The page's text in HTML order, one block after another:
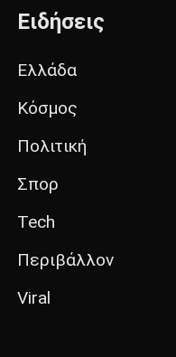
Ειδήσεις
Ελλάδα
Κόσμος
Πολιτική
Σπορ
Tech
Περιβάλλον
Viral